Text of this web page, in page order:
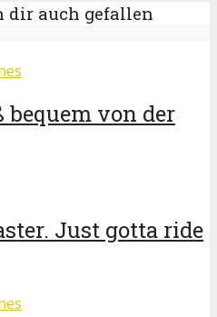
dir auch gefallen
von der
Just gotta ride